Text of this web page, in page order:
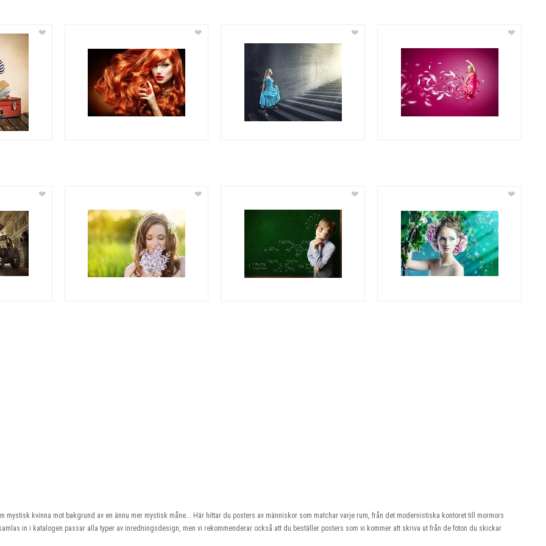
❤ ❤ ❤ ❤
❤ ❤ ❤ ❤
kvinna mot bakgrund av en ännu mer mystisk måne... Här hittar du posters av människor som matchar varje rum, från det modernistiska kontoret till mormors
in i katalogen passar alla typer av inredningsdesign, men vi rekommenderar också att du beställer posters som vi kommer att skriva ut från de foton du skickar